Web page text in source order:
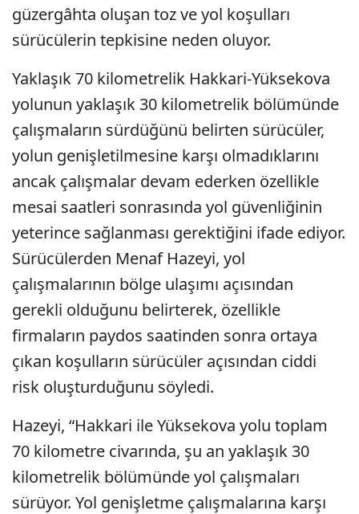
güzergâhta oluşan toz ve yol koşulları
sürücülerin tepkisine neden oluyor.
Yaklaşık 70 kilometrelik Hakkari-Yüksekova
yolunun yaklaşık 30 kilometrelik bölümünde
çalışmaların sürdüğünü belirten sürücüler,
yolun genişletilmesine karşı olmadıklarını
ancak çalışmalar devam ederken özellikle
mesai saatleri sonrasında yol güvenliğinin
yeterince sağlanması gerektiğini ifade ediyor.
Sürücülerden Menaf Hazeyi, yol
çalışmalarının bölge ulaşımı açısından
gerekli olduğunu belirterek, özellikle
firmaların paydos saatinden sonra ortaya
çıkan koşulların sürücüler açısından ciddi
risk oluşturduğunu söyledi.
Hazeyi, “Hakkari ile Yüksekova yolu toplam
70 kilometre civarında, şu an yaklaşık 30
kilometrelik bölümünde yol çalışmaları
sürüyor. Yol genişletme çalışmalarına karşı